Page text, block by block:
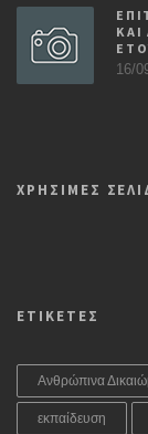
16/
ΧΡΗΣΙΜΕΣ
ΕΤΙΚΕΤΕΣ
Ανθρώπινα
εκπαίδευση